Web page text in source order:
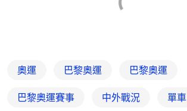
奧運 巴黎奧運 巴黎奧運
巴黎奧運賽事 中外戰況 單車